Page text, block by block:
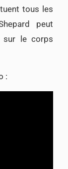
tous les
peut
sur le corps
: